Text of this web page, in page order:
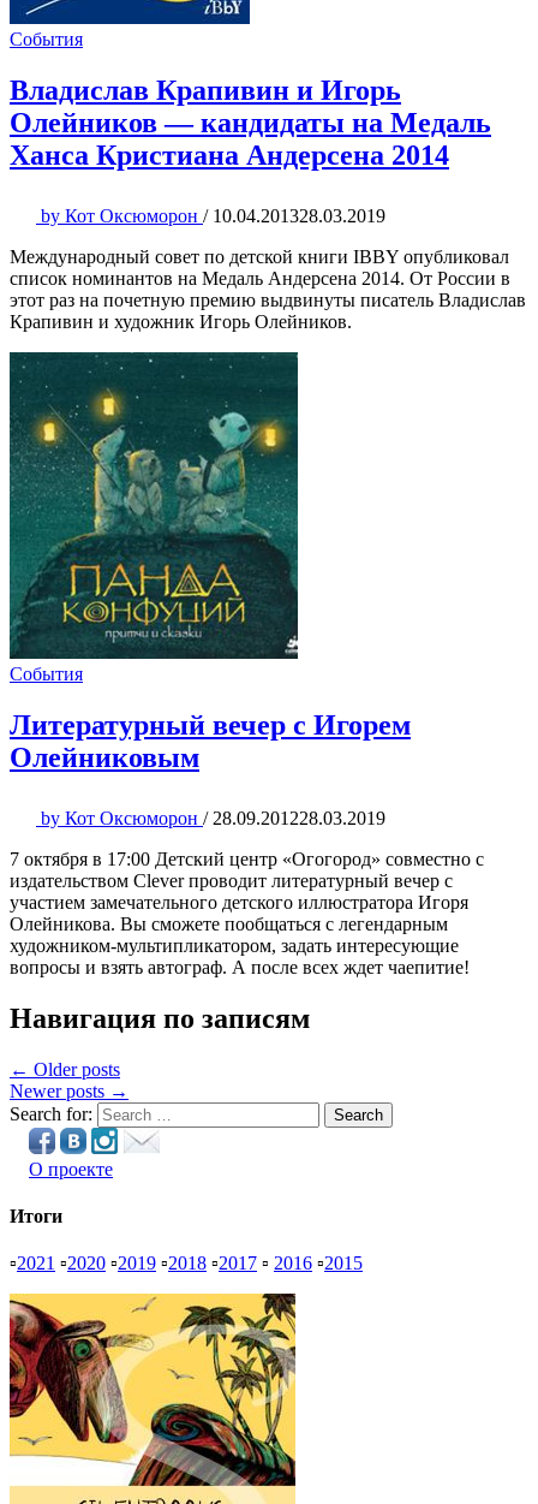
События
Владислав Крапивин и Игорь
Олейников — кандидаты на Медаль
Ханса Кристиана Андерсена 2014
by Кот Оксюморон / 10.04.201328.03.2019
Международный совет по детской книги IBBY опубликовал
список номинантов на Медаль Андерсена 2014. От России в
этот раз на почетную премию выдвинуты писатель Владислав
Крапивин и художник Игорь Олейников.
События
Литературный вечер с Игорем
Олейниковым
by Кот Оксюморон / 28.09.201228.03.2019
7 октября в 17:00 Детский центр «Огогород» совместно с
издательством Clever проводит литературный вечер с
участием замечательного детского иллюстратора Игоря
Олейникова. Вы сможете пообщаться с легендарным
художником-мультипликатором, задать интересующие
вопросы и взять автограф. А после всех ждет чаепитие!
Навигация по записям
← Older posts
Newer posts →
Search for:
Search
О проекте
Итоги
▫2021 ▫2020 ▫2019 ▫2018 ▫2017 ▫ 2016 ▫2015